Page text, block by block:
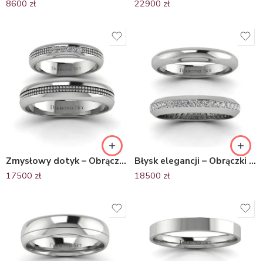
8600 zł
22900 zł
Zmysłowy dotyk – Obrączki ślubne z palladu z diamentami
17500 zł
Błysk elegancji – Obrączki ślubne Diamond Sky, pallad, brylanty
18500 zł